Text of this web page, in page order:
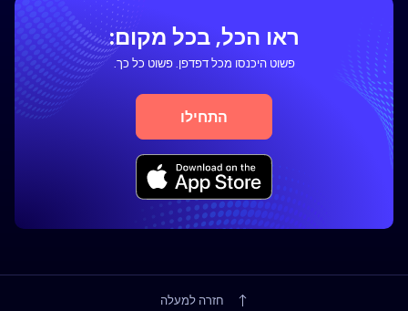
ראו הכל, בכל מקום:
פשוט היכנסו מכל דפדפן. פשוט כל כך.
התחילו
חזרה למעלה